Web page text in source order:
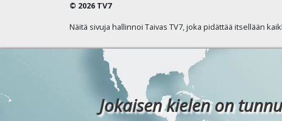
© 2026 TV7
Näitä sivuja hallinnoi Taivas TV7, joka pidättää itsellään
Jokaisen kielen on